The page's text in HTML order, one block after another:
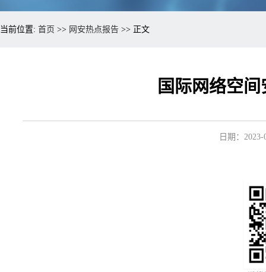
当前位置: 首页 >> 网安热点报告 >> 正文
国际网络空
日期：2023-